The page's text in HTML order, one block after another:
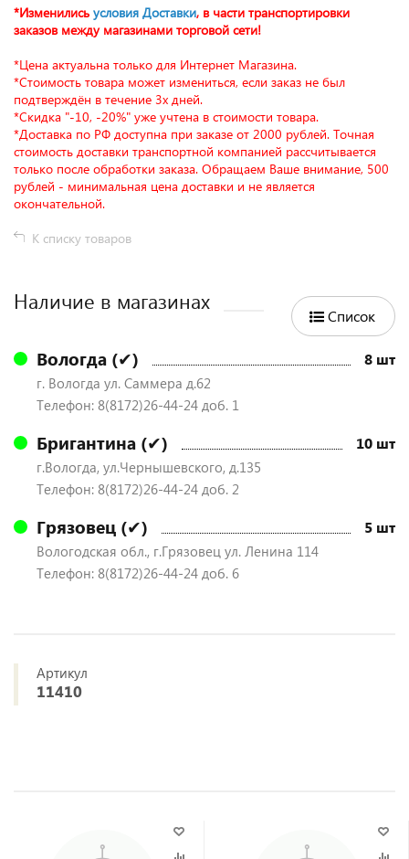
*Изменились условия Доставки, в части транспортировки
заказов между магазинами торговой сети!
*Цена актуальна только для Интернет Магазина.
*Стоимость товара может измениться, если заказ не был
подтверждён в течение 3х дней.
*Скидка "-10, -20%" уже учтена в стоимости товара.
*Доставка по РФ доступна при заказе от 2000 рублей. Точная
стоимость доставки транспортной компанией рассчитывается
только после обработки заказа. Обращаем Ваше внимание, 500
рублей - минимальная цена доставки и не является
окончательной.
К списку товаров
Наличие в магазинах
Список
Вологда (✔) 8 шт
г. Вологда ул. Саммера д.62
Телефон: 8(8172)26-44-24 доб. 1
Бригантина (✔) 10 шт
г.Вологда, ул.Чернышевского, д.135
Телефон: 8(8172)26-44-24 доб. 2
Грязовец (✔) 5 шт
Вологодская обл., г.Грязовец ул. Ленина 114
Телефон: 8(8172)26-44-24 доб. 6
Артикул
11410